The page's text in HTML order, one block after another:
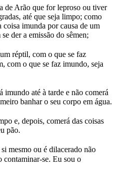
de Arão que for leproso ou tiver
até que seja limpo; como
imunda por causa de um
der a emissão do sêmen;
réptil, com o que se faz
com o que se faz imundo, seja
imundo até à tarde e não comerá
banhar o seu corpo em água.
e, depois, comerá das coisas
pão.
mesmo ou é dilacerado não
contaminar-se. Eu sou o